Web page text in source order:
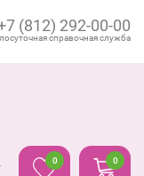
(812) 292-00-00
справочная служба
0 0